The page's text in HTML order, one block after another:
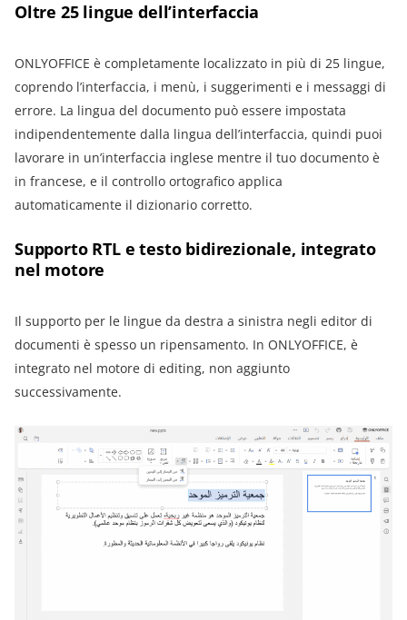
Oltre 25 lingue dell’interfaccia
ONLYOFFICE è completamente localizzato in più di 25 lingue,
coprendo l’interfaccia, i menù, i suggerimenti e i messaggi di
errore. La lingua del documento può essere impostata
indipendentemente dalla lingua dell’interfaccia, quindi puoi
lavorare in un’interfaccia inglese mentre il tuo documento è
in francese, e il controllo ortografico applica
automaticamente il dizionario corretto.
Supporto RTL e testo bidirezionale, integrato
nel motore
Il supporto per le lingue da destra a sinistra negli editor di
documenti è spesso un ripensamento. In ONLYOFFICE, è
integrato nel motore di editing, non aggiunto
successivamente.